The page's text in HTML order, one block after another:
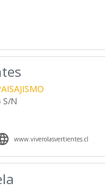
S/N
www.viverolasvertientes.cl